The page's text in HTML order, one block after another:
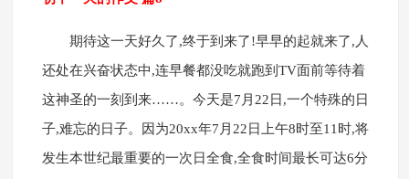
期待这一天好久了,终于到来了!早早的起就来了,人
还处在兴奋状态中,连早餐都没吃就跑到TV面前等待着
这神圣的一刻到来……。今天是7月22日,一个特殊的日
子,难忘的日子。因为20xx年7月22日上午8时至11时,将
发生本世纪最重要的一次日全食,全食时间最长可达6分